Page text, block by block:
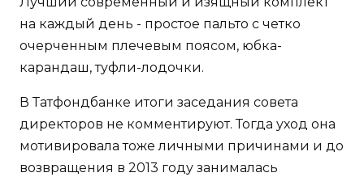
на каждый день - простое пальто с четко
очерченным плечевым поясом, юбка-
карандаш, туфли-лодочки.
В Татфондбанке итоги заседания совета
директоров не комментируют. Тогда уход она
мотивировала тоже личными причинами и до
возвращения в 2013 году занималась